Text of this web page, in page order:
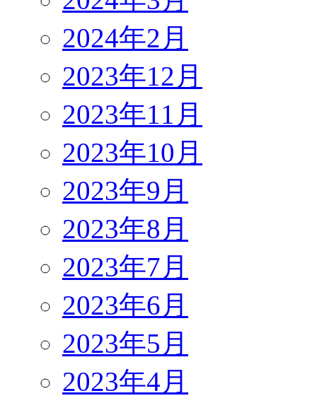
2024年2月
2023年12月
2023年11月
2023年10月
2023年9月
2023年8月
2023年7月
2023年6月
2023年5月
2023年4月